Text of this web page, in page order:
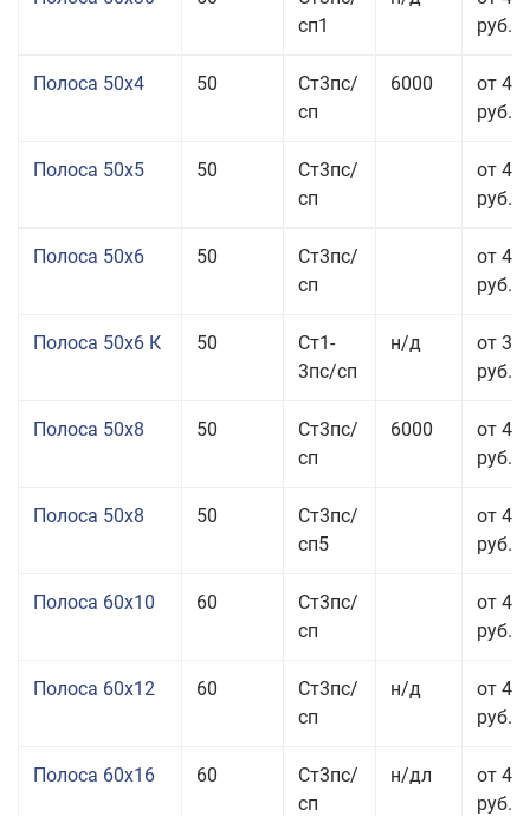
сп1
руб.
Полоса 50x4 50
Ст3пс/
сп
6000
от 45
руб.
Полоса 50x5 50
Ст3пс/
сп
от 43
руб.
Полоса 50x6 50
Ст3пс/
сп
от 43
руб.
Полоса 50x6 К 50
Ст1-
3пс/сп
н/д
от 35
руб.
Полоса 50x8 50
Ст3пс/
сп
6000
от 43
руб.
Полоса 50x8 50
Ст3пс/
сп5
от 43
руб.
Полоса 60x10 60
Ст3пс/
сп
от 42
руб.
Полоса 60x12 60
Ст3пс/
сп
н/д
от 46
руб.
Полоса 60x16 60
Ст3пс/
сп
н/дл
от 48
руб.